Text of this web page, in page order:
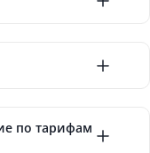
по тарифам